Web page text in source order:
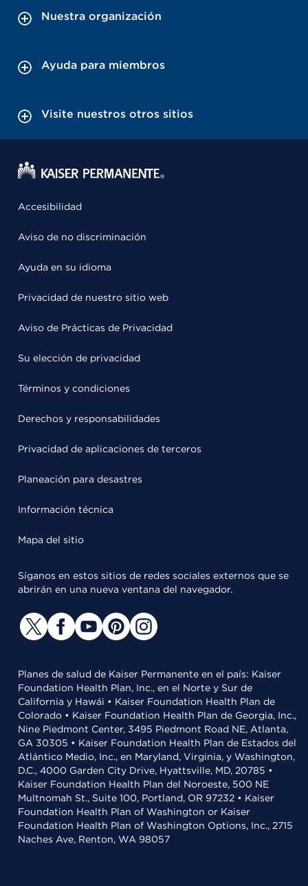
Nuestra organización
Ayuda para miembros
Visite nuestros otros sitios
Accesibilidad
Aviso de no discriminación
Ayuda en su idioma
Privacidad de nuestro sitio web
Aviso de Prácticas de Privacidad
Su elección de privacidad
Términos y condiciones
Derechos y responsabilidades
Privacidad de aplicaciones de terceros
Planeación para desastres
Información técnica
Mapa del sitio
Síganos en estos sitios de redes sociales externos que se
abrirán en una nueva ventana del navegador.
Planes de salud de Kaiser Permanente en el país: Kaiser
Foundation Health Plan, Inc., en el Norte y Sur de
California y Hawái • Kaiser Foundation Health Plan de
Colorado • Kaiser Foundation Health Plan de Georgia, Inc.,
Nine Piedmont Center, 3495 Piedmont Road NE, Atlanta,
GA 30305 • Kaiser Foundation Health Plan de Estados del
Atlántico Medio, Inc., en Maryland, Virginia, y Washington,
D.C., 4000 Garden City Drive, Hyattsville, MD, 20785 •
Kaiser Foundation Health Plan del Noroeste, 500 NE
Multnomah St., Suite 100, Portland, OR 97232 • Kaiser
Foundation Health Plan of Washington or Kaiser
Foundation Health Plan of Washington Options, Inc., 2715
Naches Ave, Renton, WA 98057